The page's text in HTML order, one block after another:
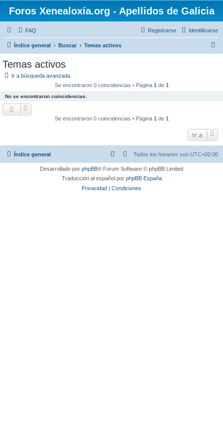
Foros Xenealoxía.org - Apellidos de Galicia
FAQ Identificarse
Registrarse
Índice general Buscar Temas activos
Temas activos
Ir a búsqueda avanzada
Se encontraron 0 coincidencias • Página 1 de 1
No se encontraron coincidencias.
Se encontraron 0 coincidencias • Página 1 de 1
Ir a
Índice general Todos los horarios son UTC+02:00
Desarrollado por phpBB® Forum Software © phpBB Limited
Traducción al español por phpBB España
Privacidad | Condiciones